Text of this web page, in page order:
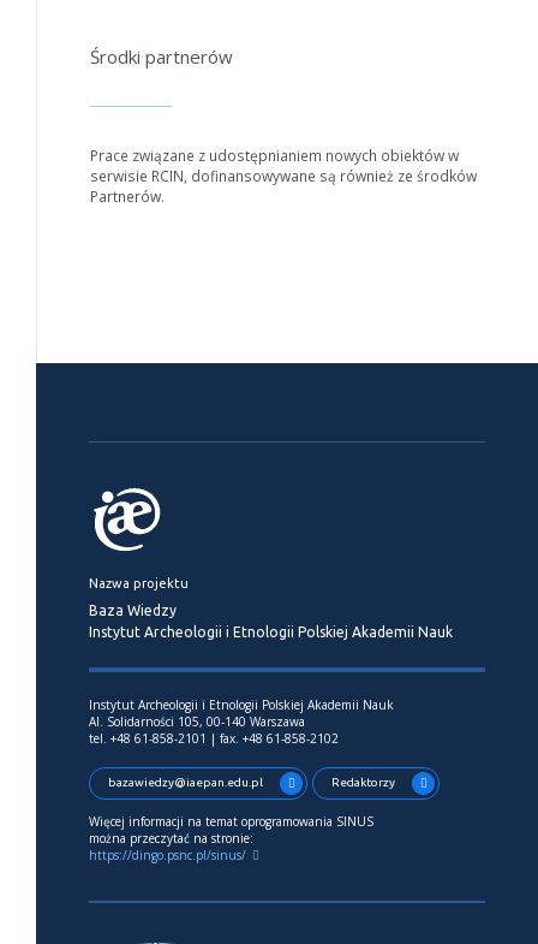
Środki partnerów
Prace związane z udostępnianiem nowych obiektów w
serwisie RCIN, dofinansowywane są również ze środków
Partnerów.
Nazwa projektu
Baza Wiedzy
Instytut Archeologii i Etnologii Polskiej Akademii Nauk
Instytut Archeologii i Etnologii Polskiej Akademii Nauk
Al. Solidarności 105, 00-140 Warszawa
tel. +48 61-858-2101 | fax. +48 61-858-2102
bazawiedzy@iaepan.edu.pl Redaktorzy
Więcej informacji na temat oprogramowania SINUS
można przeczytać na stronie:
https://dingo.psnc.pl/sinus/